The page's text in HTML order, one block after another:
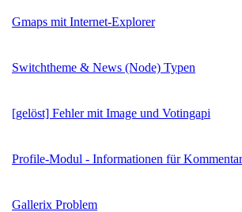
Gmaps mit Internet-Explorer
Switchtheme & News (Node) Typen
[gelöst] Fehler mit Image und Votingapi
Profile-Modul - Informationen für
Gallerix Problem